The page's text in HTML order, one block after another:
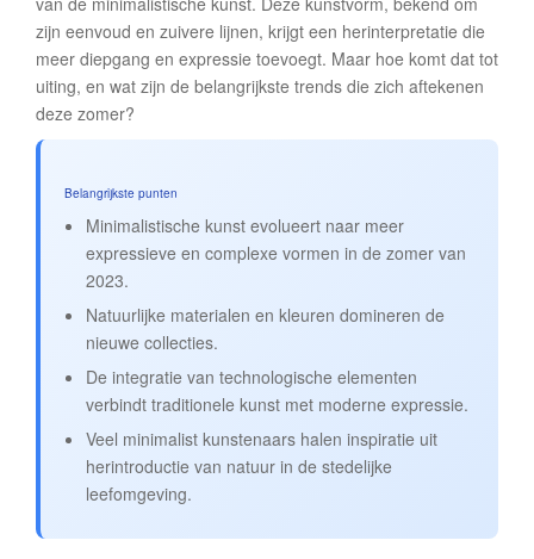
zijn eenvoud en zuivere lijnen, krijgt een herinterpretatie die
meer diepgang en expressie toevoegt. Maar hoe komt dat tot
uiting, en wat zijn de belangrijkste trends die zich aftekenen
deze zomer?
Belangrijkste punten
Minimalistische kunst evolueert naar meer
expressieve en complexe vormen in de zomer van
2023.
Natuurlijke materialen en kleuren domineren de
nieuwe collecties.
De integratie van technologische elementen
verbindt traditionele kunst met moderne expressie.
Veel minimalist kunstenaars halen inspiratie uit
herintroductie van natuur in de stedelijke
leefomgeving.